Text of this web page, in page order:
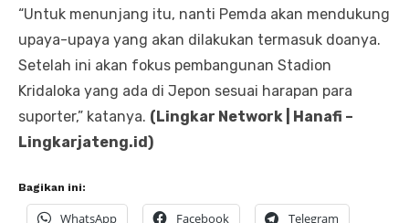
“Untuk menunjang itu, nanti Pemda akan mendukung
upaya-upaya yang akan dilakukan termasuk doanya.
Setelah ini akan fokus pembangunan Stadion
Kridaloka yang ada di Jepon sesuai harapan para
suporter,” katanya. (Lingkar Network | Hanafi –
Lingkarjateng.id)
Bagikan ini:
WhatsApp Facebook Telegram